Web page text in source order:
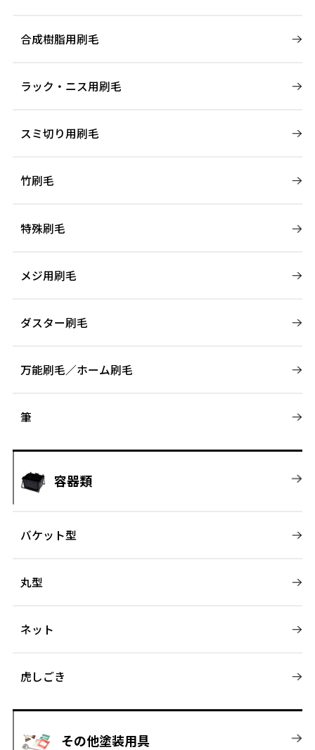
合成樹脂用刷毛
ラック・ニス用刷毛
スミ切り用刷毛
竹刷毛
特殊刷毛
メジ用刷毛
ダスター刷毛
万能刷毛／ホーム刷毛
筆
容器類
バケット型
丸型
ネット
虎しごき
その他塗装用具